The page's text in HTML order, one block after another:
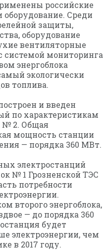
российские
оборудование. Среди
защиты,
оборудование
вентиляторные
мониторинга
энергоблока
экологически
топлива.
и введен
по характеристикам
№ 2. Общая
мощность станции
— порядка 360 МВт.
электростанций
№ 1 Грозненской ТЭС
потребности
второго энергоблока,
— до порядка 360
будет
электроэнергии, чем
в 2017 году.